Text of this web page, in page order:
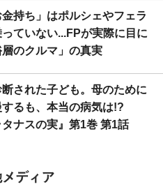
金持ち」はポルシェやフェラ
ていない...FPが実際に目に
層のクルマ」の真実
された子ども。母のために
るも、本当の病気は!?
ナスの実』第1巻 第1話